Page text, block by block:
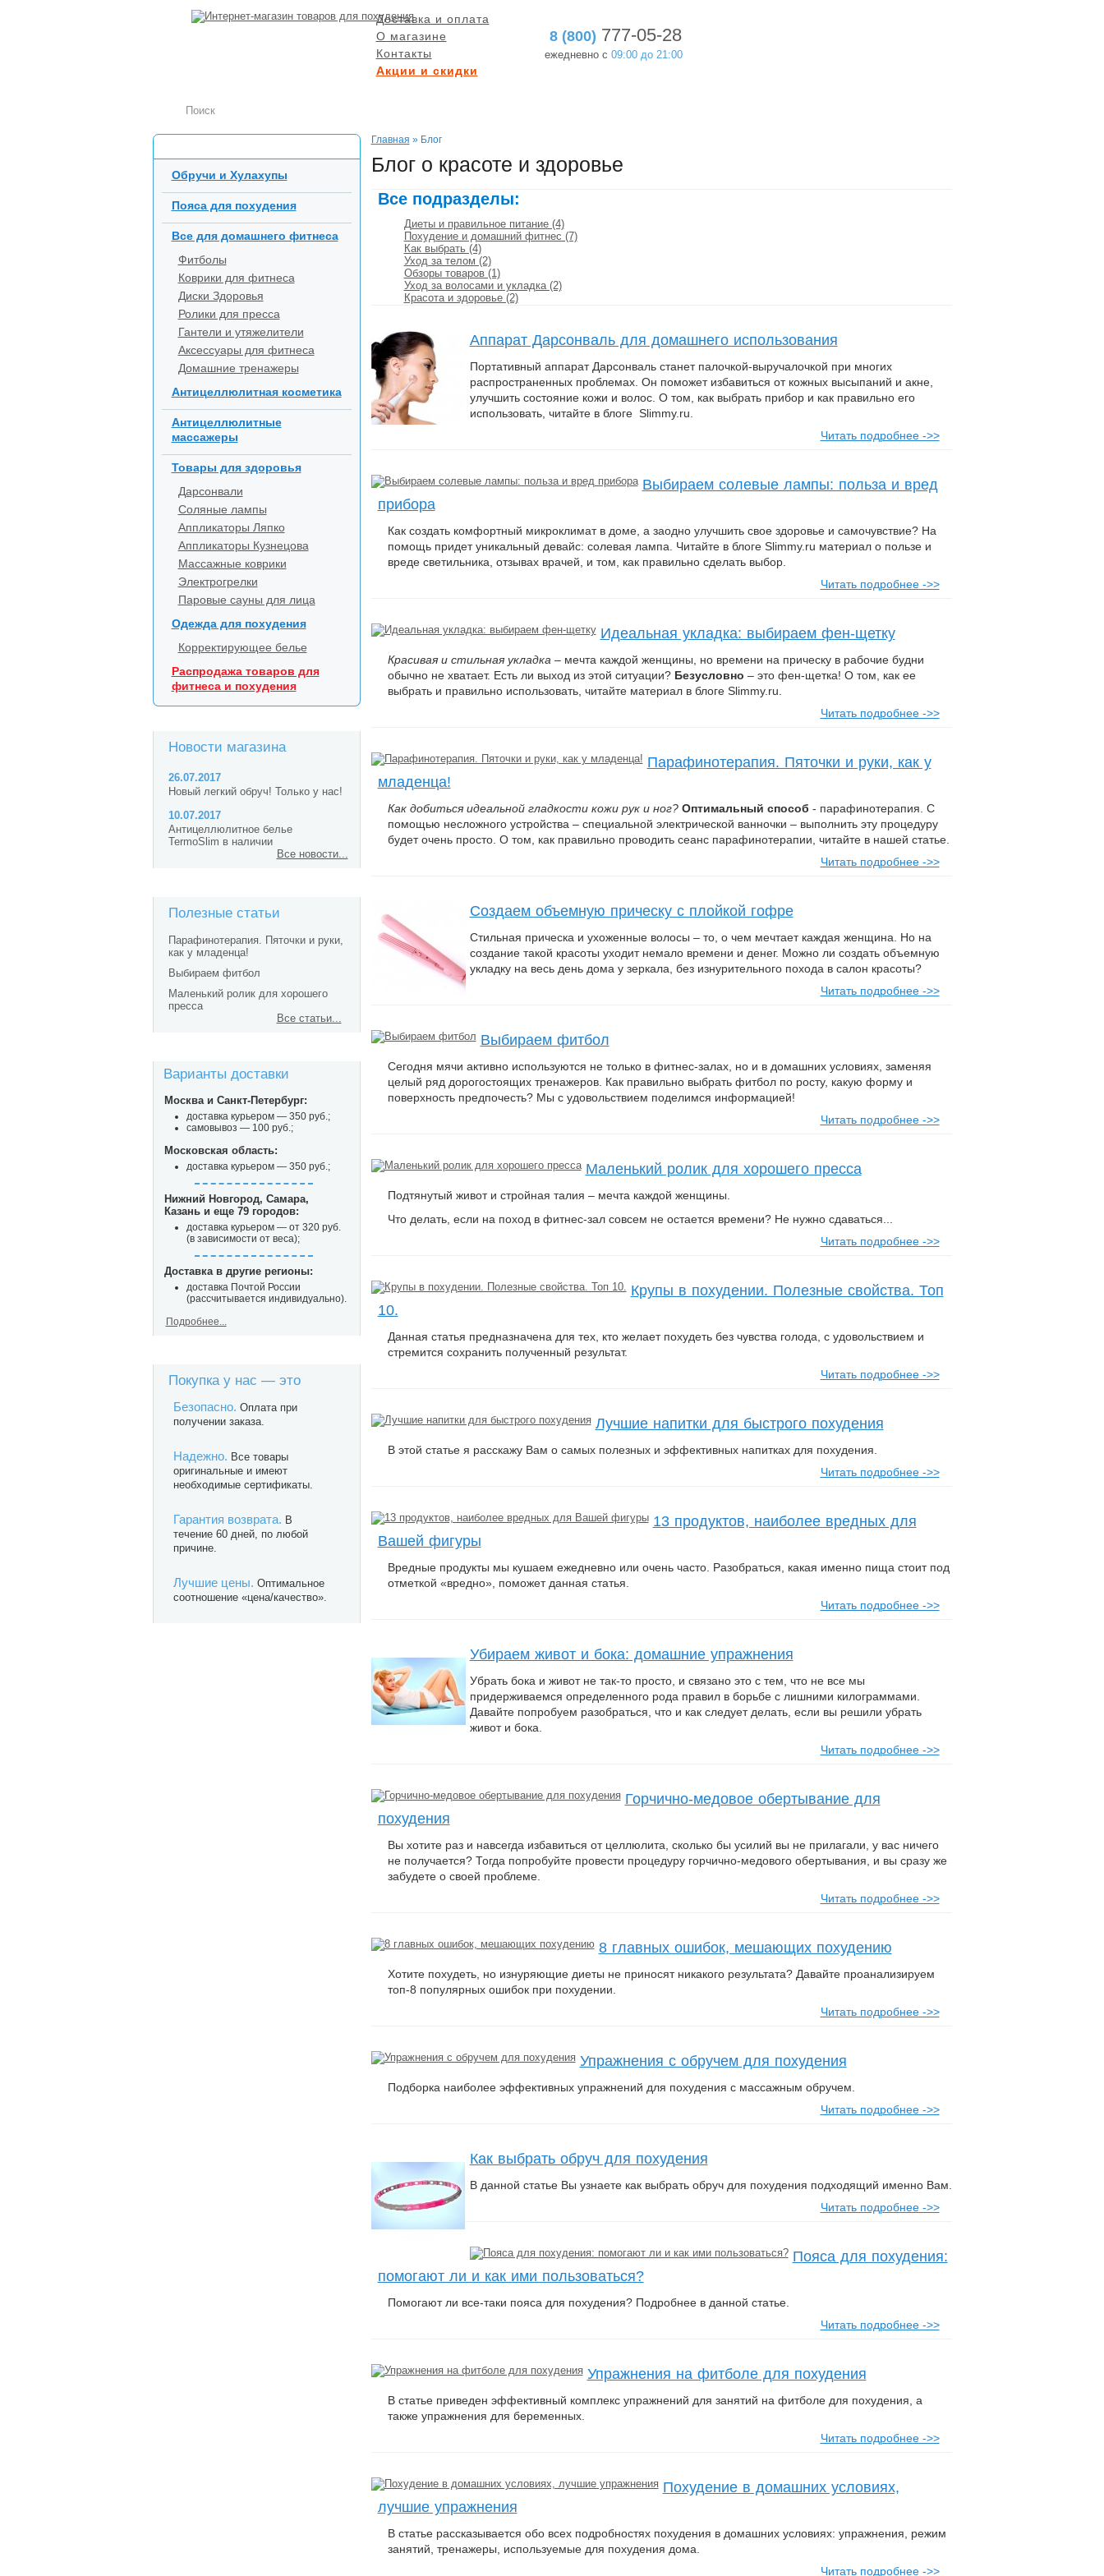
8 (800) 777-05-28
ежедневно с 09:00 до 21:00
Доставка и оплата
О магазине
Контакты
Акции и скидки
Обручи и Хулахупы
Пояса для похудения
Все для домашнего фитнеса
Фитболы
Коврики для фитнеса
Диски Здоровья
Ролики для пресса
Гантели и утяжелители
Аксессуары для фитнеса
Домашние тренажеры
Антицеллюлитная косметика
Антицеллюлитные
массажеры
Товары для здоровья
Дарсонвали
Соляные лампы
Аппликаторы Ляпко
Аппликаторы Кузнецова
Массажные коврики
Электрогрелки
Паровые сауны для лица
Одежда для похудения
Корректирующее белье
Распродажа товаров для
фитнеса и похудения
Новости магазина
26.07.2017
Новый легкий обруч! Только у нас!
10.07.2017
Антицеллюлитное белье
TermoSlim в наличии
Все новости...
Полезные статьи
Парафинотерапия. Пяточки и руки,
как у младенца!
Выбираем фитбол
Маленький ролик для хорошего
пресса
Все статьи...
Варианты доставки
Москва и Санкт-Петербург:
доставка курьером — 350 руб.;
самовывоз — 100 руб.;
Московская область:
доставка курьером — 350 руб.;
Нижний Новгород, Самара,
Казань и еще 79 городов:
доставка курьером — от 320 руб.
(в зависимости от веса);
Доставка в другие регионы:
доставка Почтой России
(рассчитывается индивидуально).
Подробнее...
Покупка у нас — это
Безопасно. Оплата при
получении заказа.
Надежно. Все товары
оригинальные и имеют
необходимые сертификаты.
Гарантия возврата. В
течение 60 дней, по любой
причине.
Лучшие цены. Оптимальное
соотношение «цена/качество».
Главная » Блог
Блог о красоте и здоровье
Все подразделы:
Диеты и правильное питание (4)
Похудение и домашний фитнес (7)
Как выбрать (4)
Уход за телом (2)
Обзоры товаров (1)
Уход за волосами и укладка (2)
Красота и здоровье (2)
Аппарат Дарсонваль для домашнего использования
Портативный аппарат Дарсонваль станет палочкой-выручалочкой при многих
распространенных проблемах. Он поможет избавиться от кожных высыпаний и акне,
улучшить состояние кожи и волос. О том, как выбрать прибор и как правильно его
использовать, читайте в блоге Slimmy.ru.
Читать подробнее ->>
Выбираем солевые лампы: польза и вред
прибора
Как создать комфортный микроклимат в доме, а заодно улучшить свое здоровье и самочувствие? На
помощь придет уникальный девайс: солевая лампа. Читайте в блоге Slimmy.ru материал о пользе и
вреде светильника, отзывах врачей, и том, как правильно сделать выбор.
Читать подробнее ->>
Идеальная укладка: выбираем фен-щетку
Красивая и стильная укладка – мечта каждой женщины, но времени на прическу в рабочие будни
обычно не хватает. Есть ли выход из этой ситуации? Безусловно – это фен-щетка! О том, как ее
выбрать и правильно использовать, читайте материал в блоге Slimmy.ru.
Читать подробнее ->>
Парафинотерапия. Пяточки и руки, как у
младенца!
Как добиться идеальной гладкости кожи рук и ног? Оптимальный способ - парафинотерапия. С
помощью несложного устройства – специальной электрической ванночки – выполнить эту процедуру
будет очень просто. О том, как правильно проводить сеанс парафинотерапии, читайте в нашей статье.
Читать подробнее ->>
Создаем объемную прическу с плойкой гофре
Стильная прическа и ухоженные волосы – то, о чем мечтает каждая женщина. Но на
создание такой красоты уходит немало времени и денег. Можно ли создать объемную
укладку на весь день дома у зеркала, без изнурительного похода в салон красоты?
Читать подробнее ->>
Выбираем фитбол
Сегодня мячи активно используются не только в фитнес-залах, но и в домашних условиях, заменяя
целый ряд дорогостоящих тренажеров. Как правильно выбрать фитбол по росту, какую форму и
поверхность предпочесть? Мы с удовольствием поделимся информацией!
Читать подробнее ->>
Маленький ролик для хорошего пресса
Подтянутый живот и стройная талия – мечта каждой женщины.
Что делать, если на поход в фитнес-зал совсем не остается времени? Не нужно сдаваться...
Читать подробнее ->>
Крупы в похудении. Полезные свойства. Топ
10.
Данная статья предназначена для тех, кто желает похудеть без чувства голода, с удовольствием и
стремится сохранить полученный результат.
Читать подробнее ->>
Лучшие напитки для быстрого похудения
В этой статье я расскажу Вам о самых полезных и эффективных напитках для похудения.
Читать подробнее ->>
13 продуктов, наиболее вредных для
Вашей фигуры
Вредные продукты мы кушаем ежедневно или очень часто. Разобраться, какая именно пища стоит под
отметкой «вредно», поможет данная статья.
Читать подробнее ->>
Убираем живот и бока: домашние упражнения
Убрать бока и живот не так-то просто, и связано это с тем, что не все мы
придерживаемся определенного рода правил в борьбе с лишними килограммами.
Давайте попробуем разобраться, что и как следует делать, если вы решили убрать
живот и бока.
Читать подробнее ->>
Горчично-медовое обертывание для
похудения
Вы хотите раз и навсегда избавиться от целлюлита, сколько бы усилий вы не прилагали, у вас ничего
не получается? Тогда попробуйте провести процедуру горчично-медового обертывания, и вы сразу же
забудете о своей проблеме.
Читать подробнее ->>
8 главных ошибок, мешающих похудению
Хотите похудеть, но изнуряющие диеты не приносят никакого результата? Давайте проанализируем
топ-8 популярных ошибок при похудении.
Читать подробнее ->>
Упражнения с обручем для похудения
Подборка наиболее эффективных упражнений для похудения с массажным обручем.
Читать подробнее ->>
Как выбрать обруч для похудения
В данной статье Вы узнаете как выбрать обруч для похудения подходящий именно Вам.
Читать подробнее ->>
Пояса для похудения:
помогают ли и как ими пользоваться?
Помогают ли все-таки пояса для похудения? Подробнее в данной статье.
Читать подробнее ->>
Упражнения на фитболе для похудения
В статье приведен эффективный комплекс упражнений для занятий на фитболе для похудения, а
также упражнения для беременных.
Читать подробнее ->>
Похудение в домашних условиях,
лучшие упражнения
В статье рассказывается обо всех подробностях похудения в домашних условиях: упражнения, режим
занятий, тренажеры, используемые для похудения дома.
Читать подробнее ->>